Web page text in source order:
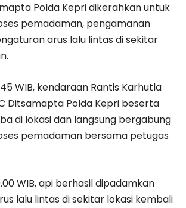
Polda Kepri dikerahkan untuk
pemadaman, pengamanan
arus lalu lintas di sekitar
WIB, kendaraan Rantis Karhutla
Ditsamapta Polda Kepri beserta
di lokasi dan langsung bergabung
pemadaman bersama petugas
WIB, api berhasil dipadamkan
lalu lintas di sekitar lokasi kembali